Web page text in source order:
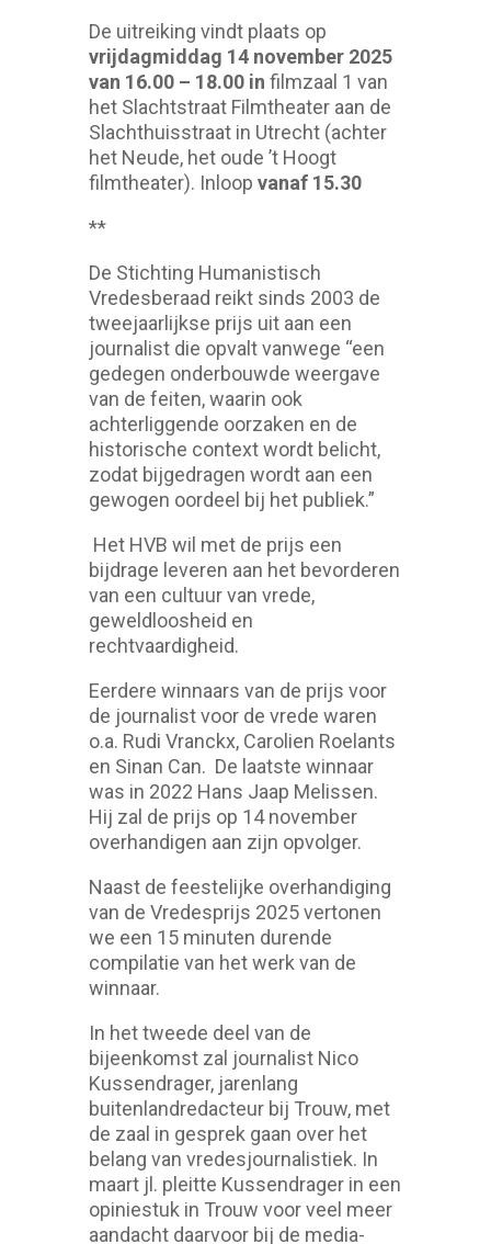
De uitreiking vindt plaats op
vrijdagmiddag 14 november 2025
van 16.00 – 18.00 in filmzaal 1 van
het Slachtstraat Filmtheater aan de
Slachthuisstraat in Utrecht (achter
het Neude, het oude ’t Hoogt
filmtheater). Inloop vanaf 15.30
**
De Stichting Humanistisch
Vredesberaad reikt sinds 2003 de
tweejaarlijkse prijs uit aan een
journalist die opvalt vanwege “een
gedegen onderbouwde weergave
van de feiten, waarin ook
achterliggende oorzaken en de
historische context wordt belicht,
zodat bijgedragen wordt aan een
gewogen oordeel bij het publiek.”
Het HVB wil met de prijs een
bijdrage leveren aan het bevorderen
van een cultuur van vrede,
geweldloosheid en
rechtvaardigheid.
Eerdere winnaars van de prijs voor
de journalist voor de vrede waren
o.a. Rudi Vranckx, Carolien Roelants
en Sinan Can. De laatste winnaar
was in 2022 Hans Jaap Melissen.
Hij zal de prijs op 14 november
overhandigen aan zijn opvolger.
Naast de feestelijke overhandiging
van de Vredesprijs 2025 vertonen
we een 15 minuten durende
compilatie van het werk van de
winnaar.
In het tweede deel van de
bijeenkomst zal journalist Nico
Kussendrager, jarenlang
buitenlandredacteur bij Trouw, met
de zaal in gesprek gaan over het
belang van vredesjournalistiek. In
maart jl. pleitte Kussendrager in een
opiniestuk in Trouw voor veel meer
aandacht daarvoor bij de media-